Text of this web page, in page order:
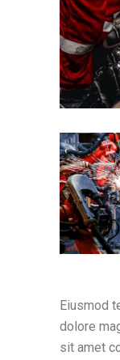
Eiusmod
dolore
sit amet